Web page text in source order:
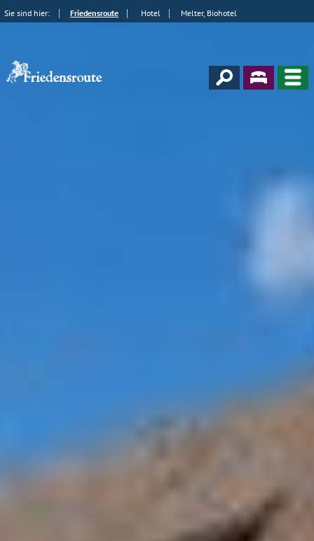
Sie sind hier: Friedensroute Hotel Melter, Biohotel